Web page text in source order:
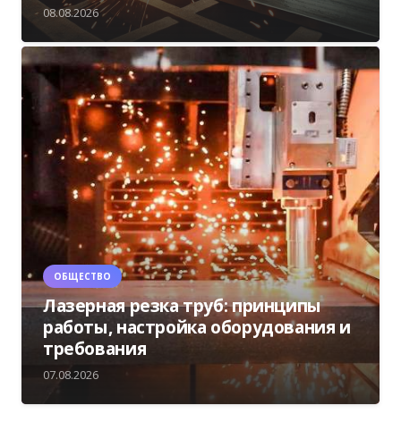
08.08.2026
ОБЩЕСТВО
Лазерная резка труб: принципы
работы, настройка оборудования и
требования
07.08.2026